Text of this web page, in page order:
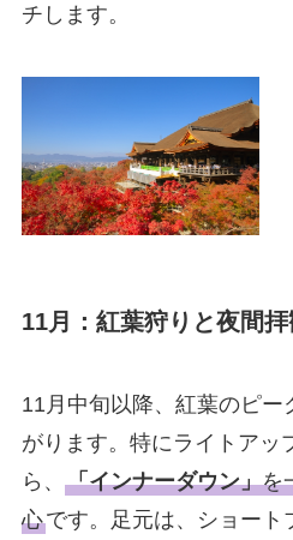
チします。
11月：紅葉狩りと夜間
11月中旬以降、紅葉のピー
がります。特にライトアッ
ら、 「インナーダウン」を
心です。足元は、ショート